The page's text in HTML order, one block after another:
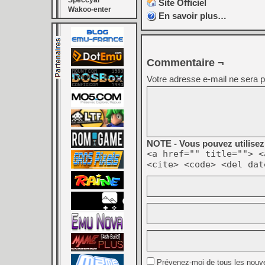
Wakoo-enter
Site Officiel
En savoir plus…
Commentaire ¬
Votre adresse e-mail ne sera
NOTE - Vous pouvez
<a href="" title="">
<cite> <code> <del
Prévenez-moi de tous les